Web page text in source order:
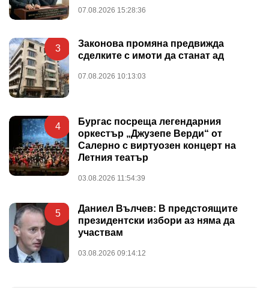
07.08.2026 15:28:36
3
Законова промяна предвижда
сделките с имоти да станат ад
07.08.2026 10:13:03
4
Бургас посреща легендарния
оркестър „Джузепе Верди“ от
Салерно с виртуозен концерт на
Летния театър
03.08.2026 11:54:39
5
Даниел Вълчев: В предстоящите
президентски избори аз няма да
участвам
03.08.2026 09:14:12